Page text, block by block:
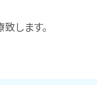
致します。